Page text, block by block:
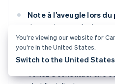
Note à l’aveugle lors
demandez aux
propositions sur la base
toute présentation des
premières impressions
Veillez à constituer une
You’re viewing our website for
you’re in the United States.
Switch to the United